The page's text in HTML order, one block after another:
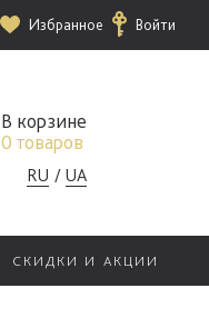
Избранное Войти
В корзине
0 товаров
RU UA
СКИДКИ И АКЦИИ